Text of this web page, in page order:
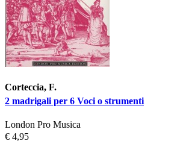
Corteccia, F.
2 madrigali per 6 Voci o strumenti
London Pro Musica
€ 4,95